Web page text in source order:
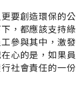
要創造環保的公
，都應該支持綠
參與其中，激發
心的是，如果員
社會責任的一份